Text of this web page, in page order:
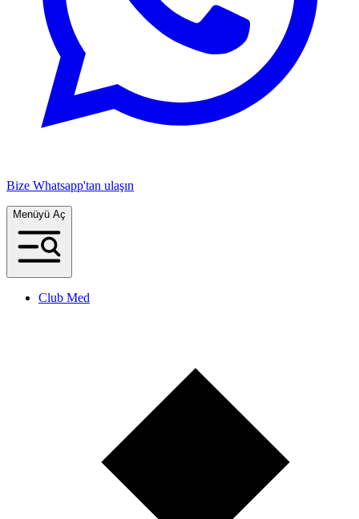
Bize Whatsapp'tan ulaşın
Menüyü Aç
Club Med